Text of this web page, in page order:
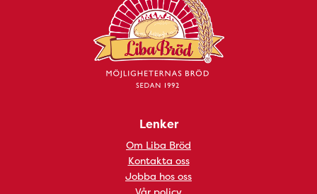
Lenker
Om Liba Bröd
Kontakta oss
Jobba hos oss